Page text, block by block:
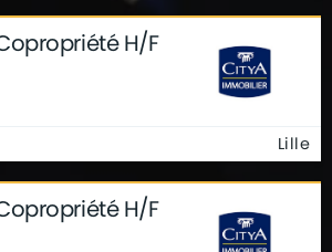
H/F
Lille
H/F